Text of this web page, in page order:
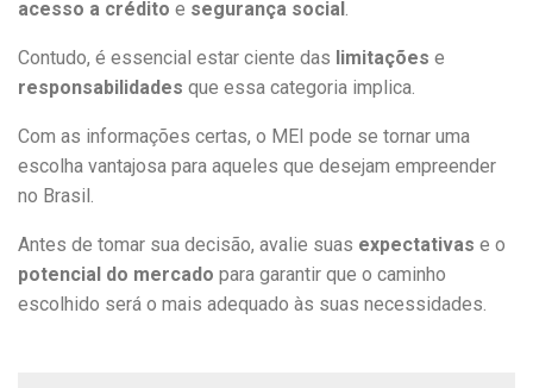
acesso a crédito e segurança social .
Contudo, é essencial estar ciente das limitações e
responsabilidades que essa categoria implica.
Com as informações certas, o MEI pode se tornar uma
escolha vantajosa para aqueles que desejam empreender
no Brasil.
Antes de tomar sua decisão, avalie suas expectativas e o
potencial do mercado para garantir que o caminho
escolhido será o mais adequado às suas necessidades.